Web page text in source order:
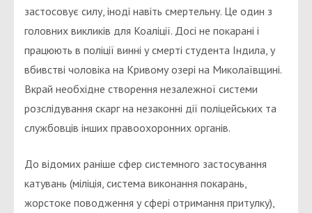
застосовує силу, іноді навіть смертельну. Це один з
головних викликів для Коаліції. Досі не покарані і
працюють в поліції винні у смерті студента Індила, у
вбивстві чоловіка на Кривому озері на Миколаївщині.
Вкрай необхідне створення незалежної системи
розслідування скарг на незаконні дії поліцейських та
службовців інших правоохоронних органів.
До відомих раніше сфер системного застосування
катувань (міліція, система виконання покарань,
жорстоке поводження у сфері отримання притулку),